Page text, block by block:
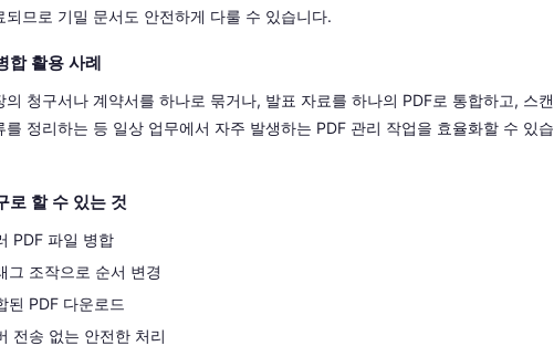
되므로 기밀 문서도 안전하게 다룰 수 있습니다.
합 활용 사례
의 청구서나 계약서를 하나로 묶거나, 발표 자료를 하나의 PDF로 통합하고, 스캔
를 정리하는 등 일상 업무에서 자주 발생하는 PDF 관리 작업을 효율화할 수 있습
로 할 수 있는 것
PDF 파일 병합
그 조작으로 순서 변경
된 PDF 다운로드
전송 없는 안전한 처리